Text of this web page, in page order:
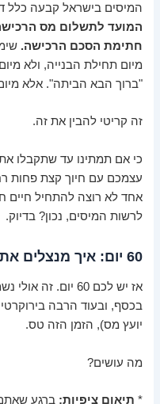
המיסים בישראל קבעה כלל
חתימת הסכם הרכישה.
מיום תחילת הבנייה, ולא
"ברוך הבא הביתה". אלא
זה קריטי להבין את זה.
כי אם תמתינו עד שתקבלו
עצמכם עם חיוך קצת פחות
אחד לא רוצה להתחיל חיים
לרשות המיסים, נכון? בדיוק.
60 יום: איך מנצלים את הזמן בתבונה?
אז יש לכם 60 יום.
בכסף, ובעוד הרבה
יועץ מס), הזמן הזה טס.
מה עושים?
* תיאום ציפיות: ברגע